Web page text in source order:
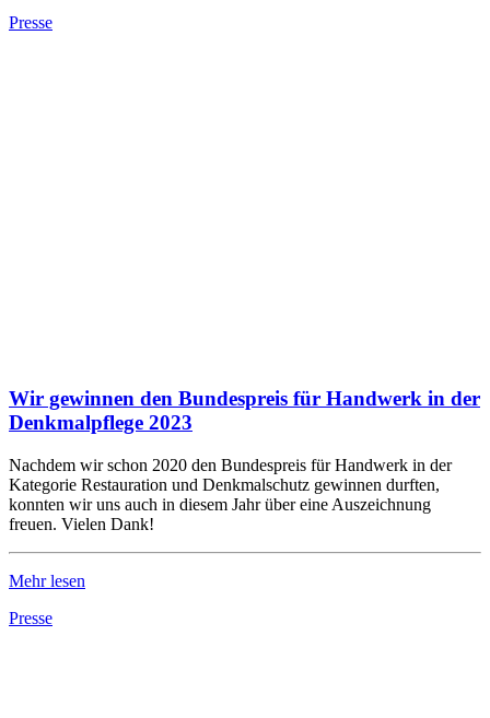
Presse
Wir gewinnen den Bundespreis für Handwerk in der
Denkmalpflege 2023
Nachdem wir schon 2020 den Bundespreis für Handwerk in der
Kategorie Restauration und Denkmalschutz gewinnen durften,
konnten wir uns auch in diesem Jahr über eine Auszeichnung
freuen. Vielen Dank!
Mehr lesen
Presse